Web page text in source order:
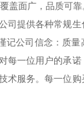
盖面广，品质可
司提供各种常规
记公司信念：质
每一位用户的承
术服务。每一位